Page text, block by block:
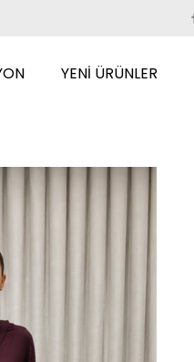
YENİ ÜRÜNLER